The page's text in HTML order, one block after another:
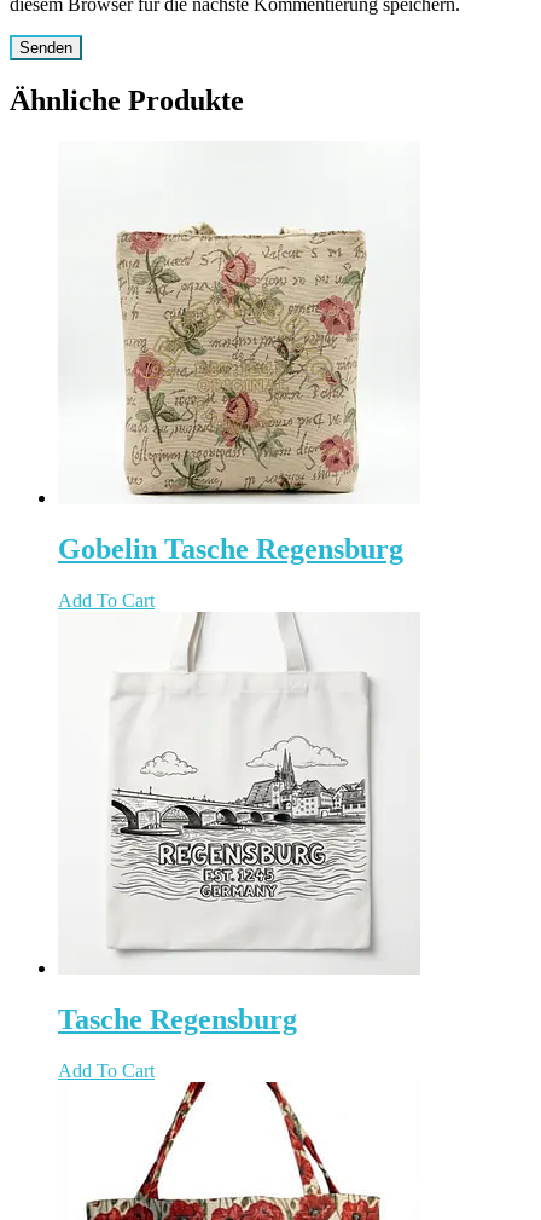
diesem Browser für die nächste Kommentierung speichern.
Ähnliche Produkte
Gobelin Tasche Regensburg
Add To Cart
Tasche Regensburg
Add To Cart